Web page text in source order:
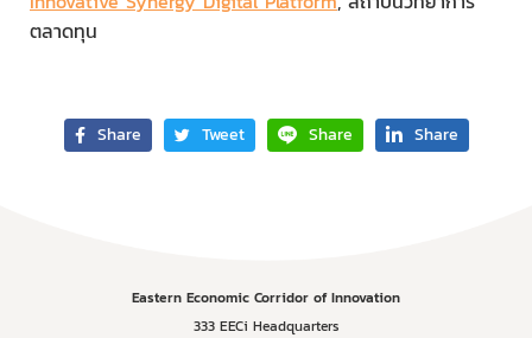
ตลาดทุน
Share Tweet Share Share
Eastern Economic Corridor of Innovation
333 EECi Headquarters